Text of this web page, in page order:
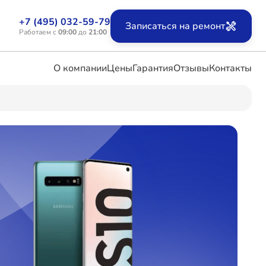
+7 (495) 032-59-79
Работаем с 09:00до 21:00 Записаться на ремонт
О компанииЦеныГарантияОтзывыКонтакты